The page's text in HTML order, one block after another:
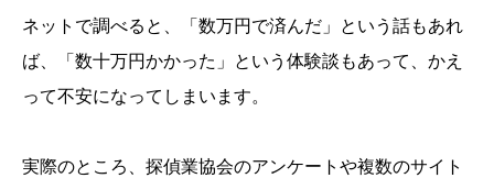
ネットで調べると、「数万円で済んだ」という話もあれ
ば、「数十万円かかった」という体験談もあって、かえ
って不安になってしまいます。
実際のところ、探偵業協会のアンケートや複数のサイト